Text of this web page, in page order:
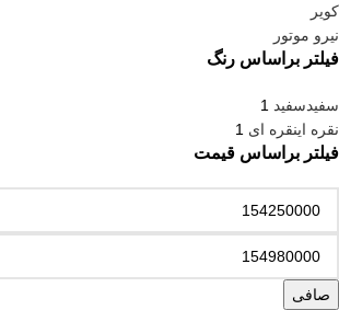
کویر
نیرو موتور
فیلتر براساس رنگ
سفیدسفید 1
نقره اینقره ای 1
فیلتر براساس قیمت
صافی